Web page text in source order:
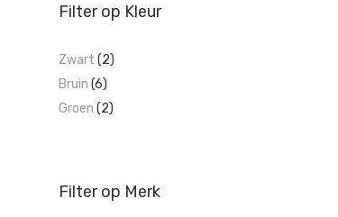
Filter op Kleur
Zwart (2)
Bruin (6)
Groen (2)
Filter op Merk